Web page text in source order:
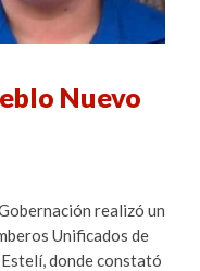
Nuevo
realizó un
Unificados de
Estelí, donde constató